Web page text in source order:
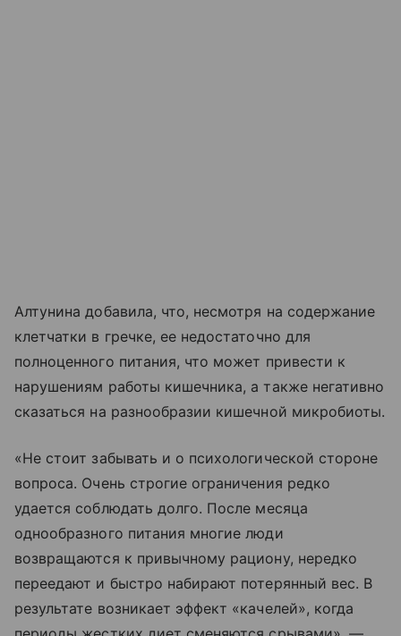
Алтунина добавила, что, несмотря на содержание
клетчатки в гречке, ее недостаточно для
полноценного питания, что может привести к
нарушениям работы кишечника, а также негативно
сказаться на разнообразии кишечной микробиоты.
«Не стоит забывать и о психологической стороне
вопроса. Очень строгие ограничения редко
удается соблюдать долго. После месяца
однообразного питания многие люди
возвращаются к привычному рациону, нередко
переедают и быстро набирают потерянный вес. В
результате возникает эффект «качелей», когда